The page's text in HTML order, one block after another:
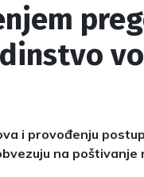
i provođenju
na